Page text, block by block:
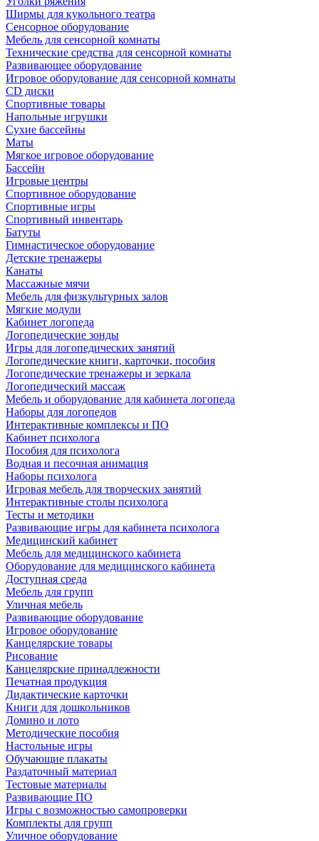
Ширмы для кукольного театра
Сенсорное оборудование
Мебель для сенсорной комнаты
Технические средства для сенсорной комнаты
Развивающее оборудование
Игровое оборудование для сенсорной комнаты
CD диски
Спортивные товары
Напольные игрушки
Сухие бассейны
Маты
Мягкое игровое оборудование
Бассейн
Игровые центры
Спортивное оборудование
Спортивные игры
Спортивный инвентарь
Батуты
Гимнастическое оборудование
Детские тренажеры
Канаты
Массажные мячи
Мебель для физкультурных залов
Мягкие модули
Кабинет логопеда
Логопедические зонды
Игры для логопедических занятий
Логопедические книги, карточки, пособия
Логопедические тренажеры и зеркала
Логопедический массаж
Мебель и оборудование для кабинета логопеда
Наборы для логопедов
Интерактивные комплексы и ПО
Кабинет психолога
Пособия для психолога
Водная и песочная анимация
Наборы психолога
Игровая мебель для творческих занятий
Интерактивные столы психолога
Тесты и методики
Развивающие игры для кабинета психолога
Медицинский кабинет
Мебель для медицинского кабинета
Оборудование для медицинского кабинета
Доступная среда
Мебель для групп
Уличная мебель
Развивающие оборудование
Игровое оборудование
Канцелярские товары
Рисование
Канцелярские принадлежности
Печатная продукция
Дидактические карточки
Книги для дошкольников
Домино и лото
Методические пособия
Настольные игры
Обучающие плакаты
Раздаточный материал
Тестовые материалы
Развивающие ПО
Игры с возможностью самопроверки
Комплекты для групп
Уличное оборудование